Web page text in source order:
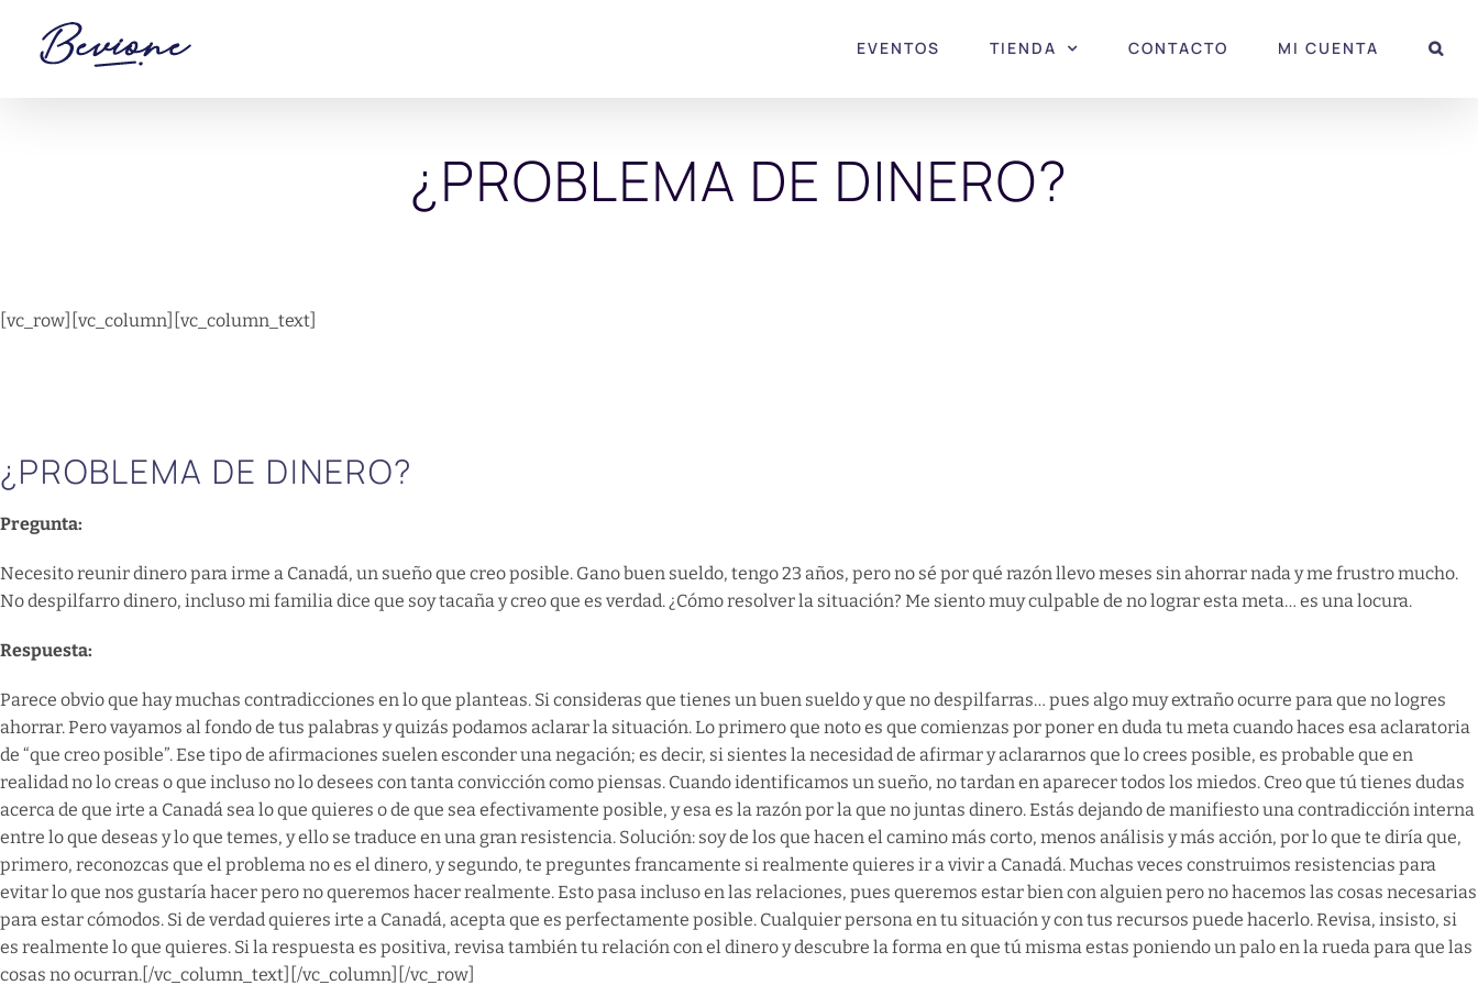
contenido
EVENTOS TIENDA CONTACTO MI CUENTA
¿PROBLEMA DE DINERO?
[vc_row][vc_column][vc_column_text]
¿PROBLEMA DE DINERO?
Pregunta:
Necesito reunir dinero para irme a Canadá, un sueño que creo posible. Gano buen sueldo, tengo 23 años, pero no sé por qué razón llevo meses sin ahorrar nada y me frustro mucho.
No despilfarro dinero, incluso mi familia dice que soy tacaña y creo que es verdad. ¿Cómo resolver la situación? Me siento muy culpable de no lograr esta meta… es una locura.
Respuesta:
Parece obvio que hay muchas contradicciones en lo que planteas. Si consideras que tienes un buen sueldo y que no despilfarras… pues algo muy extraño ocurre para que no logres
ahorrar. Pero vayamos al fondo de tus palabras y quizás podamos aclarar la situación. Lo primero que noto es que comienzas por poner en duda tu meta cuando haces esa aclaratoria
de “que creo posible”. Ese tipo de afirmaciones suelen esconder una negación; es decir, si sientes la necesidad de afirmar y aclararnos que lo crees posible, es probable que en
realidad no lo creas o que incluso no lo desees con tanta convicción como piensas. Cuando identificamos un sueño, no tardan en aparecer todos los miedos. Creo que tú tienes dudas
acerca de que irte a Canadá sea lo que quieres o de que sea efectivamente posible, y esa es la razón por la que no juntas dinero. Estás dejando de manifiesto una contradicción interna
entre lo que deseas y lo que temes, y ello se traduce en una gran resistencia. Solución: soy de los que hacen el camino más corto, menos análisis y más acción, por lo que te diría que,
primero, reconozcas que el problema no es el dinero, y segundo, te preguntes francamente si realmente quieres ir a vivir a Canadá. Muchas veces construimos resistencias para
evitar lo que nos gustaría hacer pero no queremos hacer realmente. Esto pasa incluso en las relaciones, pues queremos estar bien con alguien pero no hacemos las cosas necesarias
para estar cómodos. Si de verdad quieres irte a Canadá, acepta que es perfectamente posible. Cualquier persona en tu situación y con tus recursos puede hacerlo. Revisa, insisto, si
es realmente lo que quieres. Si la respuesta es positiva, revisa también tu relación con el dinero y descubre la forma en que tú misma estas poniendo un palo en la rueda para que las
cosas no ocurran. [/vc_column_text][/vc_column][/vc_row]